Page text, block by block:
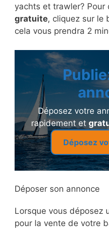
yachts et trawler? Pour
gratuite, cliquez sur le
cela vous prendra 2
Déposez votre
rapidement et
Déposez
Déposer son annonce
Lorsque vous déposez
pour la vente de votre